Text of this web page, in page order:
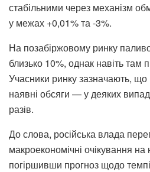
стабільними через механізм
у межах +0,01% та -3%.
На позабіржовому ринку
близько 10%, однак навіть там
Учасники ринку зазначають,
наявні обсяги — у деяких
разів.
До слова, російська влада
макроекономічні очікування
погіршивши прогноз щодо